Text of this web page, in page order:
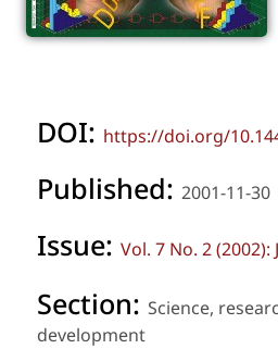
DOI: https://doi.org/
Published: 2001-11-30
Issue: Vol. 7 No. 2
Section: Science,
development